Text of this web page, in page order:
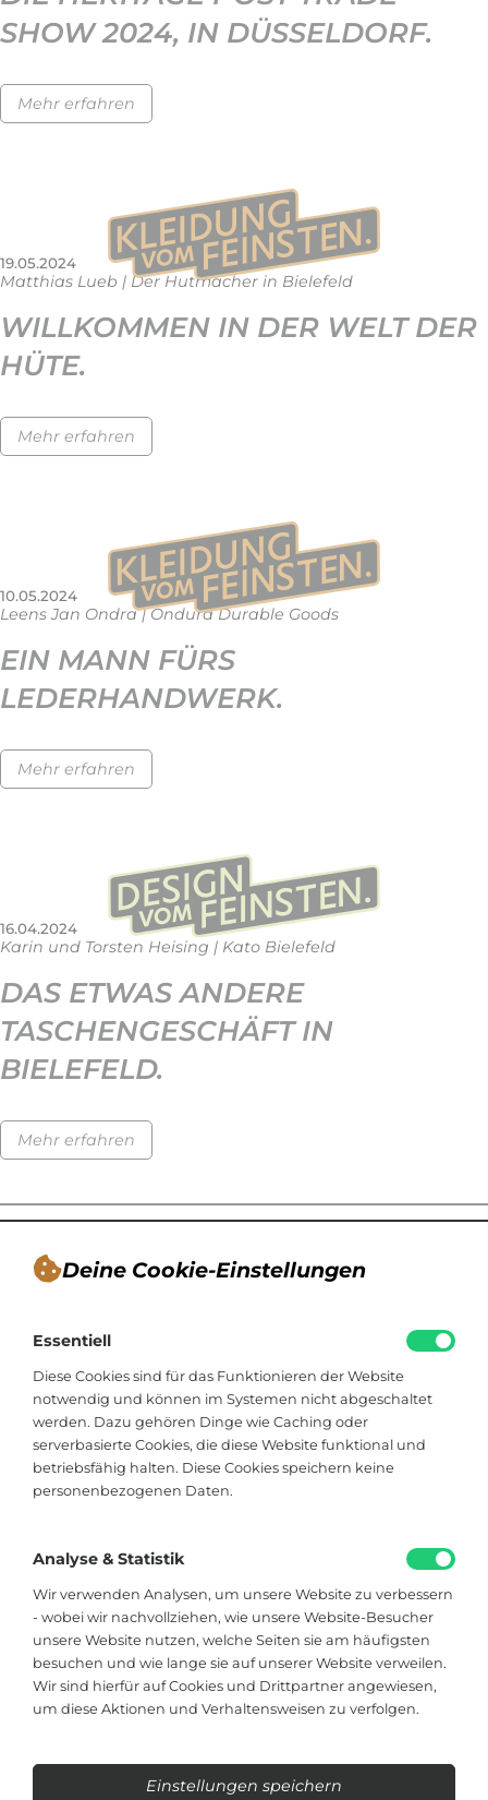
Deine Cookie-Einstellungen
Essentiell
Diese Cookies sind für das Funktionieren der Website
notwendig und können im Systemen nicht abgeschaltet
werden. Dazu gehören Dinge wie Caching oder
serverbasierte Cookies, die diese Website funktional und
betriebsfähig halten. Diese Cookies speichern keine
personenbezogenen Daten.
Analyse & Statistik
Wir verwenden Analysen, um unsere Website zu verbessern
- wobei wir nachvollziehen, wie unsere Website-Besucher
unsere Website nutzen, welche Seiten sie am häufigsten
besuchen und wie lange sie auf unserer Website verweilen.
Wir sind hierfür auf Cookies und Drittpartner angewiesen,
um diese Aktionen und Verhaltensweisen zu verfolgen.
Einstellungen speichern
SHOW 2024, IN DÜSSELDORF.
Mehr erfahren
19.05.2024
Matthias Lueb | Der Hutmacher in Bielefeld
WILLKOMMEN IN DER WELT DER
HÜTE.
Mehr erfahren
10.05.2024
Leens Jan Ondra | Ondura Durable Goods
EIN MANN FÜRS
LEDERHANDWERK.
Mehr erfahren
16.04.2024
Karin und Torsten Heising | Kato Bielefeld
DAS ETWAS ANDERE
TASCHENGESCHÄFT IN
BIELEFELD.
Mehr erfahren
Blogger, Berater für nachhaltiges
Kommunikationsdesign, Catering
Viktoriastraße 48
33602 Bielefeld
hallo@soistfein.de
Datenschutz
Impressum